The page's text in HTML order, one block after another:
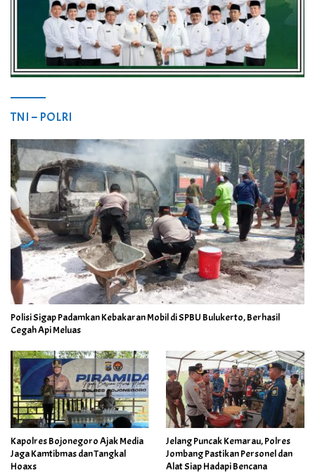
TNI – POLRI
Polisi Sigap Padamkan Kebakaran Mobil di SPBU Bulukerto, Berhasil
Cegah Api Meluas
Kapolres Bojonegoro Ajak Media
Jaga Kamtibmas dan Tangkal
Hoaxs
Jelang Puncak Kemarau, Polres
Jombang Pastikan Personel dan
Alat Siap Hadapi Bencana